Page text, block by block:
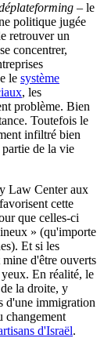
– le
politique jugée
retrouver un
concentrer,
le système
, les
problème. Bien
Toutefois le
infiltré bien
de la vie
Law Center aux
cette
que celles-ci
» (qu'importe
Et si les
d'être ouverts
En réalité, le
la droite, y
d'une immigration
changement
d'Israël.